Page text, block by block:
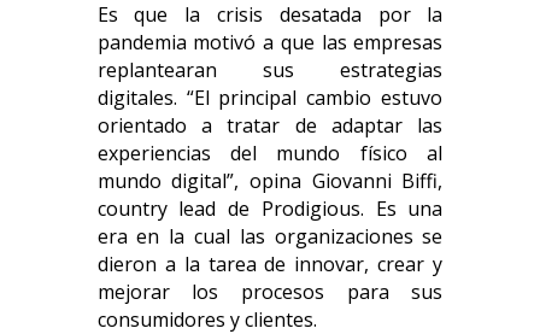
Es que la crisis desatada por la
pandemia motivó a que las empresas
replantearan sus estrategias
digitales. “El principal cambio estuvo
orientado a tratar de adaptar las
experiencias del mundo físico al
mundo digital”, opina Giovanni Biffi,
country lead de Prodigious. Es una
era en la cual las organizaciones se
dieron a la tarea de innovar, crear y
mejorar los procesos para sus
consumidores y clientes.